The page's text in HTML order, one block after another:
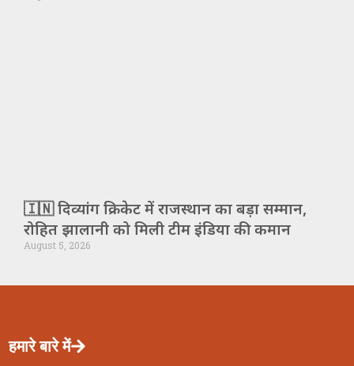
🇮🇳 दिव्यांग क्रिकेट में राजस्थान का बड़ा सम्मान,
रोहित झालानी को मिली टीम इंडिया की कमान
August 5, 2026
हमारे बारे में